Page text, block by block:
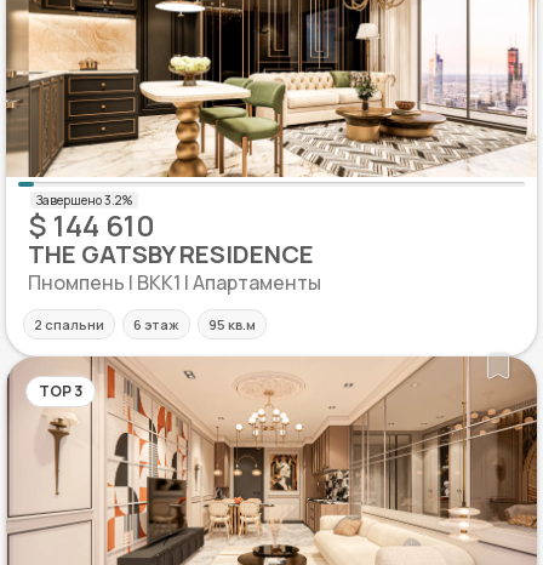
$ 144 610
THE GATSBY RESIDENCE
Пномпень | BKK1 | Апартаменты
2 спальни 6 этаж 95 кв.м
TOP 3